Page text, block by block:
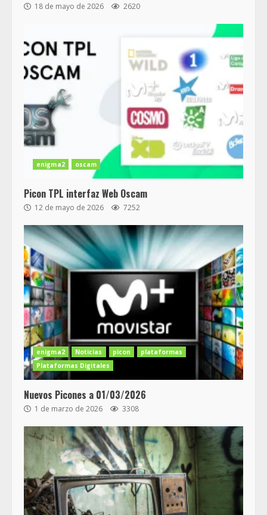
18 de mayo de 2026 2620
enigma2 oscam
Picon TPL interfaz Web Oscam
12 de mayo de 2026 7252
enigma2 Noticias picon
plataformas
Plataformas Digitales
Nuevos Picones a 01/03/2026
1 de marzo de 2026 3308